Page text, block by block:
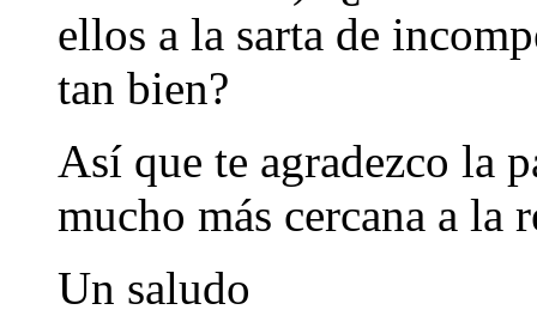
ellos a la sarta de
tan bien?
Así que te agradezco la
mucho más cercana a la
Un saludo